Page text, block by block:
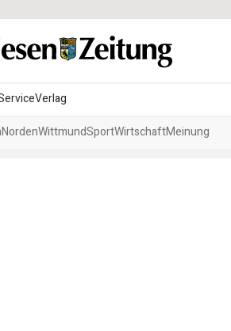
Verlag
NordenWittmundSportWirtschaftMeinung